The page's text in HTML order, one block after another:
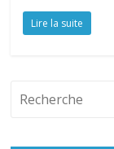
Lire la suite